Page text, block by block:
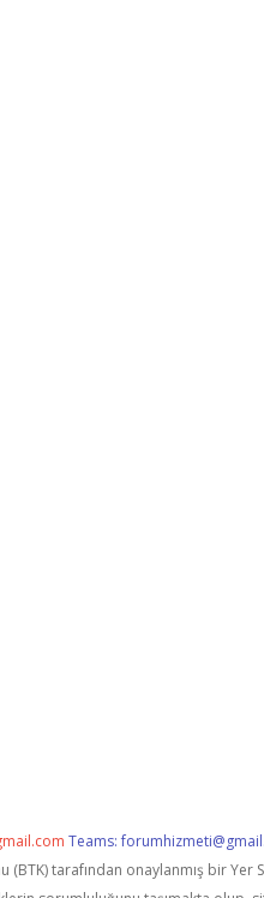
Teams:
(BTK) tarafından onaylanmış bir